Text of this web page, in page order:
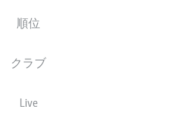
順位
クラブ
Live